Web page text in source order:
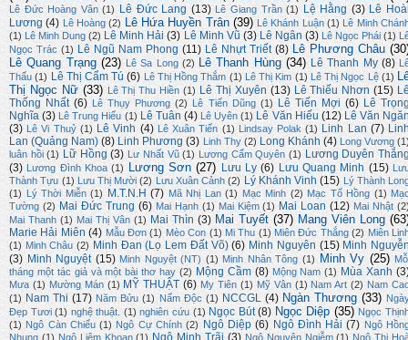
Lê Đức Hoàng Vân (1) Lê Đức Lang (13) Lê Giang Trần (1) Lệ Hằng (3) Lê
Lương (4) Lê Hoàng (2) Lê Hứa Huyền Trân (39) Lê Khánh Luận (1) Lê Minh
(1) Lê Minh Dung (2) Lê Minh Hải (3) Lê Minh Vũ (3) Lê Ngân (3) Lê Ngọc Phái (1)
Ngọc Trác (1) Lê Ngũ Nam Phong (11) Lê Nhựt Triết (8) Lê Phương Châu
Lê Quang Trạng (23) Lê Sa Long (2) Lê Thanh Hùng (34) Lê Thanh My (8)
Thấu (1) Lê Thị Cẩm Tú (6) Lê Thị Hồng Thắm (1) Lê Thị Kim (1) Lê Thị Ngọc Lệ (1)
Thị Ngọc Nữ (33) Lê Thị Thu Hiền (1) Lê Thị Xuyên (13) Lê Thiếu Nhơn (15)
Thống Nhất (6) Lê Thụy Phương (2) Lê Tiến Dũng (1) Lê Tiến Mợi (6) Lê
Nghĩa (3) Lê Trung Hiếu (1) Lê Tuân (4) Lê Uyên (1) Lê Văn Hiếu (12) Lê Văn
(3) Lê Vi Thuỷ (1) Lê Vinh (4) Lê Xuân Tiến (1) Lindsay Polak (1) Linh Lan (7)
Lan (Quảng Nam) (8) Linh Phương (3) Linh Thy (2) Long Khánh (4) Long Vương
luân hồi (1) Lữ Hồng (3) Lư Nhất Vũ (1) Lương Cẩm Quyên (1) Lương Duyên
(3) Lương Đình Khoa (1) Lương Sơn (27) Lưu Ly (6) Lưu Quang Minh (15)
Thành Tựu (1) Lưu Thị Mười (2) Lưu Xuân Cảnh (2) Lý Khánh Vinh (15) Lý Thành
(1)
Lý Thời Miễn (1) M.T.N.H (7) Mã Nhị Lan (1) Mạc Minh (2) Mạc Tố Hồng (1)
Tường (2) Mai Đức Trung (6) Mai Hạnh (1) Mai Kiệm (1) Mai Loan (12) Mai Nhật
Mai Thanh (1) Mai Thị Vân (1) Mai Thìn (3) Mai Tuyết (37) Mang Viên Long
Marie Hải Miên (4) Mẫu Đơn (1) Mèo Con (1) Mi Thu (1) Miên Đức Thắng (2) Miên
(1) Minh Châu (2) Minh Đan (Lọ Lem Đất Võ) (6) Minh Nguyên (15) Minh
(3) Minh Nguyệt (15) Minh Nguyệt (NT) (1) Minh Nhân Tông (1) Minh Vy (25)
tháng một tác giả và một bài thơ hay (2) Mộng Cầm (8) Mộng Nam (1) Mùa Xanh
Mưa (1) Mường Mán (1) MỸ THUẬT (6) My Tiên (1) Mỹ Vân (1) Nam Art (2) Nam
(1) Nam Thi (17) Năm Bửu (1) Nấm Độc (1) NCCGL (4) Ngàn Thương (33)
Đẹp Tươi (1) nghệ thuật. (1) nghiên cứu (1) Ngọc Bút (8) Ngọc Diệp (35) Ngọc
(1) Ngô Càn Chiểu (1) Ngô Cự Chính (2) Ngô Diệp (6) Ngô Đình Hải (7) Ngô
Nhung (1) Ngô Liêm Khoan (1) Ngô Nguyên Ngiễm (1) Ngô Thị